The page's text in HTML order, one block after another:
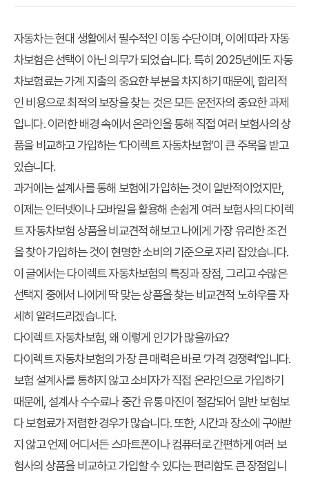
자동차는 현대 생활에서 필수적인 이동 수단이며, 이에 따라 자동
차보험은 선택이 아닌 의무가 되었습니다. 특히 2025년에도 자동
차보험료는 가계 지출의 중요한 부분을 차지하기 때문에, 합리적
인 비용으로 최적의 보장을 찾는 것은 모든 운전자의 중요한 과제
입니다. 이러한 배경 속에서 온라인을 통해 직접 여러 보험사의 상
품을 비교하고 가입하는 ‘다이렉트 자동차보험’이 큰 주목을 받고
있습니다.
과거에는 설계사를 통해 보험에 가입하는 것이 일반적이었지만,
이제는 인터넷이나 모바일을 활용해 손쉽게 여러 보험사의 다이렉
트 자동차보험 상품을 비교견적 해보고 나에게 가장 유리한 조건
을 찾아 가입하는 것이 현명한 소비의 기준으로 자리 잡았습니다.
이 글에서는 다이렉트 자동차보험의 특징과 장점, 그리고 수많은
선택지 중에서 나에게 딱 맞는 상품을 찾는 비교견적 노하우를 자
세히 알려드리겠습니다.
다이렉트 자동차보험, 왜 이렇게 인기가 많을까요?
다이렉트 자동차보험의 가장 큰 매력은 바로 ‘가격 경쟁력’입니다.
보험 설계사를 통하지 않고 소비자가 직접 온라인으로 가입하기
때문에, 설계사 수수료나 중간 유통 마진이 절감되어 일반 보험보
다 보험료가 저렴한 경우가 많습니다. 또한, 시간과 장소에 구애받
지 않고 언제 어디서든 스마트폰이나 컴퓨터로 간편하게 여러 보
험사의 상품을 비교하고 가입할 수 있다는 편리함도 큰 장점입니